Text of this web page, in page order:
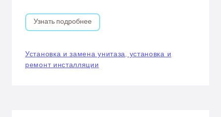
Узнать подробнее
Установка и замена унитаза, установка и
ремонт инсталляции